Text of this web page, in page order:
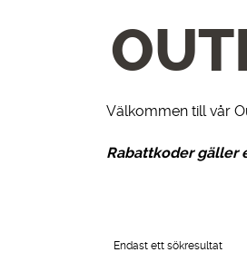
Välkommen till vår
Rabattkoder gäller
Endast ett sökresultat